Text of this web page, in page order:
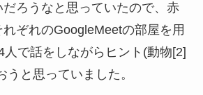
だろうなと思っていたので、赤
ぞれのGoogleMeetの部屋を用
で話をしながらヒント(動物[2]
と思っていました。